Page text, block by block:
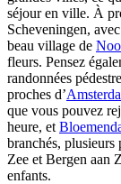
séjour en ville. À
Scheveningen,
beau village de
fleurs. Pensez
randonnées
proches d’
que vous pouvez
heure, et
branchés, plusieurs
Zee et Bergen aan
enfants.